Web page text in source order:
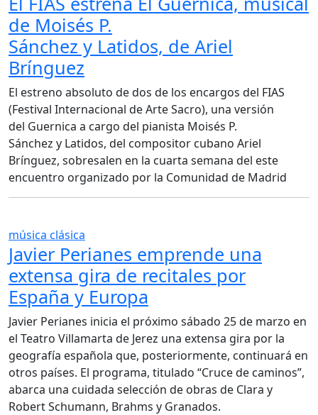
de Moisés P.
Sánchez y Latidos, de Ariel
Brínguez
El estreno absoluto de dos de los encargos del FIAS
(Festival Internacional de Arte Sacro), una versión
del Guernica a cargo del pianista Moisés P.
Sánchez y Latidos, del compositor cubano Ariel
Brínguez, sobresalen en la cuarta semana del este
encuentro organizado por la Comunidad de Madrid
música clásica
Javier Perianes emprende una
extensa gira de recitales por
España y Europa
Javier Perianes inicia el próximo sábado 25 de marzo en
el Teatro Villamarta de Jerez una extensa gira por la
geografía española que, posteriormente, continuará en
otros países. El programa, titulado “Cruce de caminos”,
abarca una cuidada selección de obras de Clara y
Robert Schumann, Brahms y Granados.